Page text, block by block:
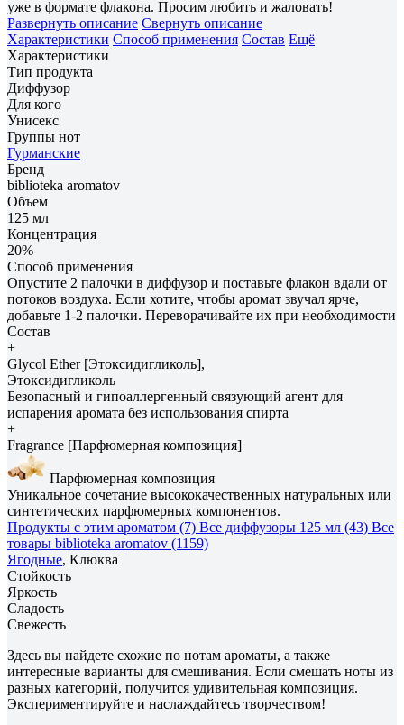
уже в формате флакона. Просим любить и жаловать!
Развернуть описание Свернуть описание
Характеристики Способ применения Состав Ещё
Характеристики
Тип продукта
Диффузор
Для кого
Унисекс
Группы нот
Гурманские
Бренд
biblioteka aromatov
Объем
125 мл
Концентрация
20%
Способ применения
Опустите 2 палочки в диффузор и поставьте флакон вдали от
потоков воздуха. Если хотите, чтобы аромат звучал ярче,
добавьте 1-2 палочки. Переворачивайте их при необходимости
Состав
+
Glycol Ether [Этоксидигликоль],
Этоксидигликоль
Безопасный и гипоаллергенный связующий агент для
испарения аромата без использования спирта
+
Fragrance [Парфюмерная композиция]
Парфюмерная композиция
Уникальное сочетание высококачественных натуральных или
синтетических парфюмерных компонентов.
Продукты с этим ароматом (7) Все диффузоры 125 мл (43) Все
товары biblioteka aromatov (1159)
Ягодные, Клюква
Стойкость
Яркость
Сладость
Свежесть
Здесь вы найдете схожие по нотам ароматы, а также
интересные варианты для смешивания. Если смешать ноты из
разных категорий, получится удивительная композиция.
Экспериментируйте и наслаждайтесь творчеством!